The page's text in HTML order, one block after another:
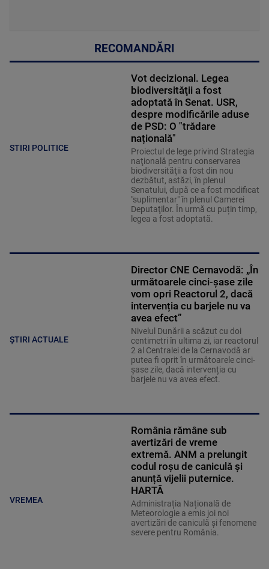
RECOMANDĂRI
STIRI POLITICE
Vot decizional. Legea
biodiversităţii a fost
adoptată în Senat. USR,
despre modificările aduse
de PSD: O "trădare
națională"
Proiectul de lege privind Strategia
naţională pentru conservarea
biodiversităţii a fost din nou
dezbătut, astăzi, în plenul
Senatului, după ce a fost modificat
"suplimentar" în plenul Camerei
Deputaţilor. În urmă cu puțin timp,
legea a fost adoptată.
ȘTIRI ACTUALE
Director CNE Cernavodă: „În
următoarele cinci-șase zile
vom opri Reactorul 2, dacă
intervenția cu barjele nu va
avea efect”
Nivelul Dunării a scăzut cu doi
centimetri în ultima zi, iar reactorul
2 al Centralei de la Cernavodă ar
putea fi oprit în următoarele cinci-
șase zile, dacă intervenția cu
barjele nu va avea efect.
VREMEA
România rămâne sub
avertizări de vreme
extremă. ANM a prelungit
codul roșu de caniculă și
anunță vijelii puternice.
HARTĂ
Administrația Națională de
Meteorologie a emis joi noi
avertizări de caniculă și fenomene
severe pentru România.